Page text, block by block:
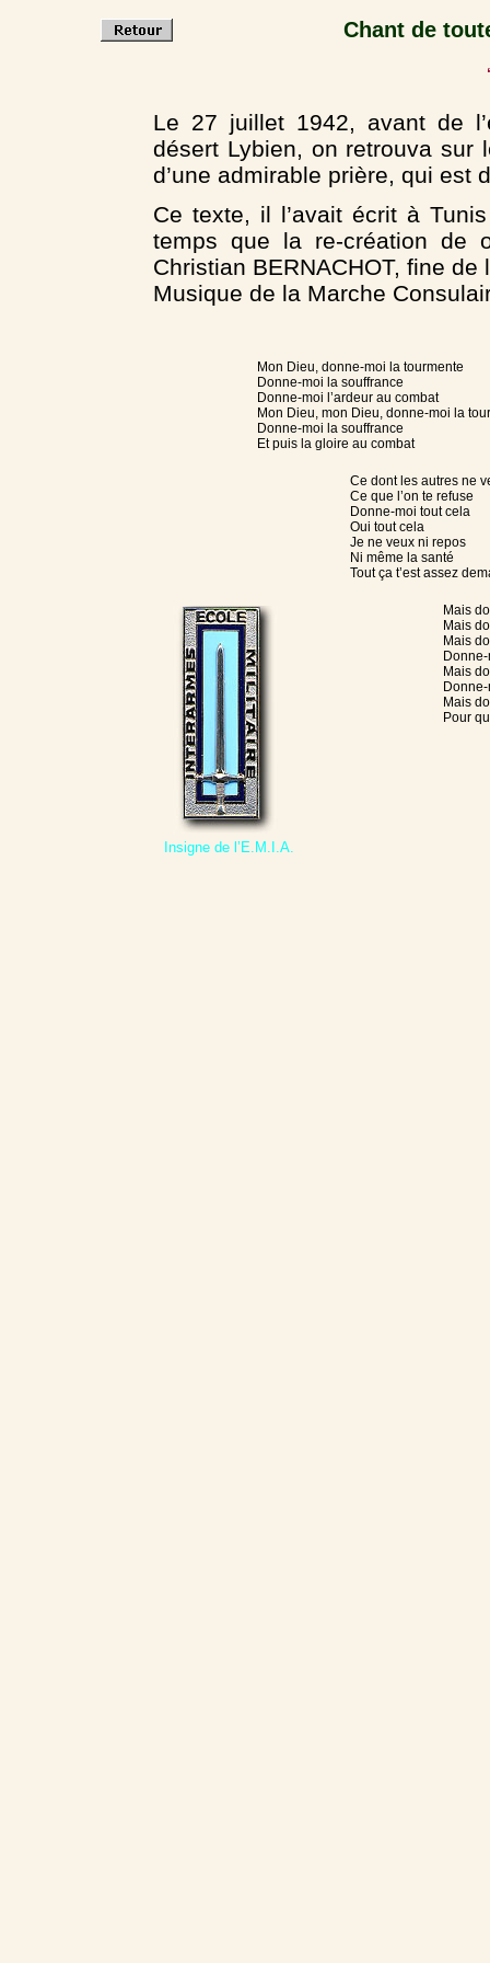
Chant de
Le 27 juillet 1942, avant de
désert Lybien, on retrouva sur
d’une admirable prière, qui est
Ce texte, il l’avait écrit à
temps que la re-création de
Christian BERNACHOT, fine de
Musique de la Marche
Mon Dieu, donne-moi la tourmente
Donne-moi la souffrance
Donne-moi l’ardeur au combat
Mon Dieu, mon Dieu, donne-moi la
Donne-moi la souffrance
Et puis la gloire au combat
Ce dont les autres ne
Ce que l’on te refuse
Donne-moi tout cela
Oui tout cela
Je ne veux ni repos
Ni même la santé
Tout ça t’est assez
Mais
Mais
Mais
Mais
Mais
Pour
Insigne de l’E.M.I.A.